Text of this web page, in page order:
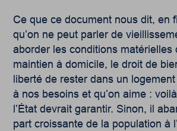
Ce que ce document nous dit, en
qu’on ne peut parler de
aborder les conditions matérielles
maintien à domicile, le droit de
liberté de rester dans un
à nos besoins et qu’on aime :
l’État devrait garantir. Sinon, il
part croissante de la population à